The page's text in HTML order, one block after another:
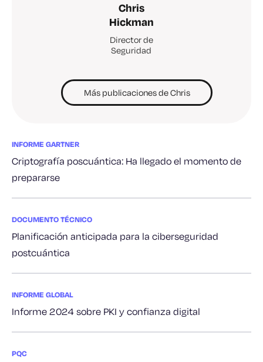
Chris
Hickman
Director de
Seguridad
Más publicaciones de Chris
INFORME GARTNER
Criptografía poscuántica: Ha llegado el momento de
prepararse
DOCUMENTO TÉCNICO
Planificación anticipada para la ciberseguridad
postcuántica
INFORME GLOBAL
Informe 2024 sobre PKI y confianza digital
PQC